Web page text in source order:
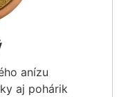
anízu
aj pohárik